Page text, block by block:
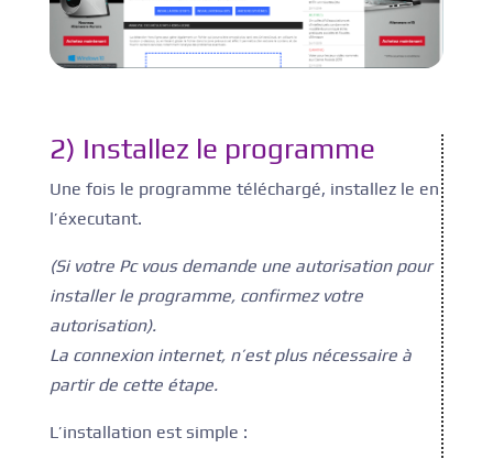
2) Installez le programme
Une fois le programme téléchargé, installez le en
l’éxecutant.
(Si votre Pc vous demande une autorisation pour
installer le programme, confirmez votre
autorisation).
La connexion internet, n’est plus nécessaire à
partir de cette étape.
L’installation est simple :